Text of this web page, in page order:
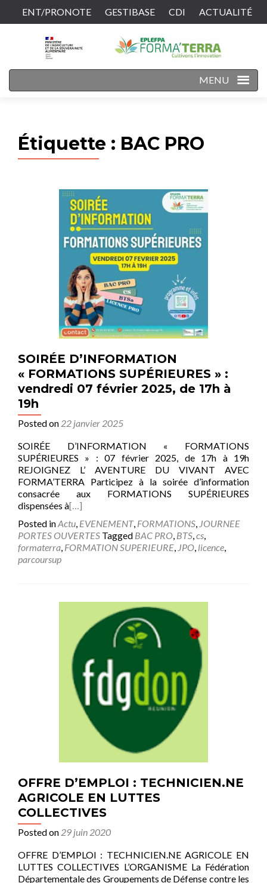
ENT/PRONOTE GESTIBASE CDI ACTUALITÉ
MENU
Étiquette : BAC PRO
SOIRÉE D’INFORMATION
« FORMATIONS SUPÉRIEURES » :
vendredi 07 février 2025, de 17h à
19h
Posted on 22 janvier 2025
SOIRÉE D’INFORMATION « FORMATIONS
SUPÉRIEURES » : 07 février 2025, de 17h à 19h
REJOIGNEZ L’ AVENTURE DU VIVANT AVEC
FORMA’TERRA Participez à la soirée d’information
consacrée aux FORMATIONS SUPÉRIEURES
dispensées à[…]
Posted inActu, EVENEMENT, FORMATIONS, JOURNEE
PORTES OUVERTES Tagged BAC PRO, BTS,cs,
formaterra, FORMATION SUPERIEURE, JPO, licence,
parcoursup
OFFRE D’EMPLOI : TECHNICIEN.NE
AGRICOLE EN LUTTES
COLLECTIVES
Posted on 29 juin 2020
OFFRE D’EMPLOI : TECHNICIEN.NE AGRICOLE EN
LUTTES COLLECTIVES L’ORGANISME La Fédération
Départementale des Groupements de Défense contre les